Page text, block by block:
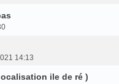
14:13
ile de ré )